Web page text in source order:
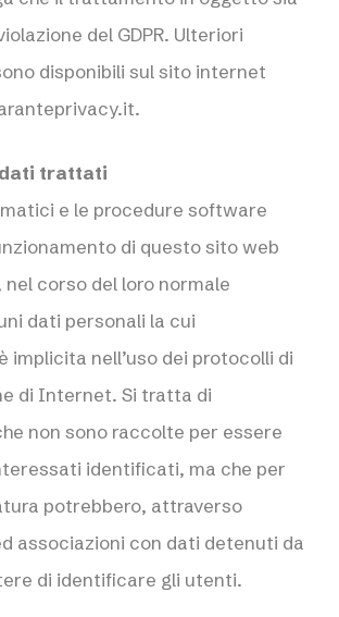
del GDPR. Ulteriori
disponibili sul sito internet
.
trattati
e le procedure software
di questo sito web
corso del loro normale
dati personali la cui
implicita nell’uso dei protocolli di
di Internet. Si tratta di
non sono raccolte per essere
identificati, ma che per
potrebbero, attraverso
associazioni con dati detenuti da
di identificare gli utenti.